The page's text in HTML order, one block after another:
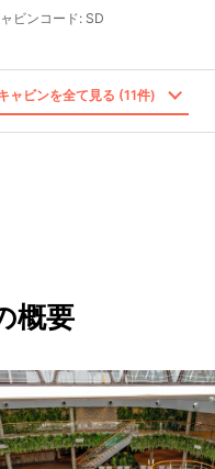
ビンコード: SD
ャビンを全て見る (11件)
概要